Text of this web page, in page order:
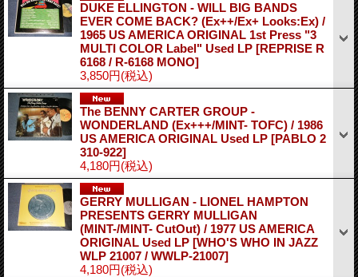
DUKE ELLINGTON - WILL BIG BANDS
EVER COME BACK? (Ex++/Ex+ Looks:Ex) /
1965 US AMERICA ORIGINAL 1st Press "3
MULTI COLOR Label" Used LP [REPRISE R
6168 / R-6168 MONO]
3,850円(税込)
The BENNY CARTER GROUP -
WONDERLAND (Ex+++/MINT- TOFC) / 1986
US AMERICA ORIGINAL Used LP [PABLO 2
310-922]
4,180円(税込)
GERRY MULLIGAN - LIONEL HAMPTON
PRESENTS GERRY MULLIGAN
(MINT-/MINT- CutOut) / 1977 US AMERICA
ORIGINAL Used LP [WHO'S WHO IN JAZZ
WLP 21007 / WWLP-21007]
4,180円(税込)